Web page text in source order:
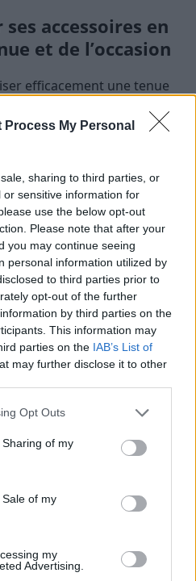
Process My Personal
sharing to third parties, or
sensitive information for
use the below opt-out
Please note that after your
you may continue seeing
personal information utilized by
to third parties prior to
opt-out of the further
by third parties on the
This information may
parties on the IAB’s List of
may further disclose it to other
Opt Outs
of my
of my
my
Advertising.
accessoires en
et de l’occasion
efficacement une tenue
Voici quelques conseils
ou
discrets mais
sobre, un sac à
des sneakers ou des
sac ou une ceinture
du peps à un look neutre.
ou
en perles ou un collier fin.
et des chaussures
escarpins ou des
avec subtilité.